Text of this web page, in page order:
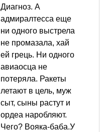
Диагноз. А
адмиралтесса еще
ни одного выстрела
не промазала, хай
ей грець. Ни одного
авиаосца не
потеряла. Ракеты
летают в цель, муж
сыт, сыны растут и
ордеа наробляют.
Чего? Вояка-баба.У